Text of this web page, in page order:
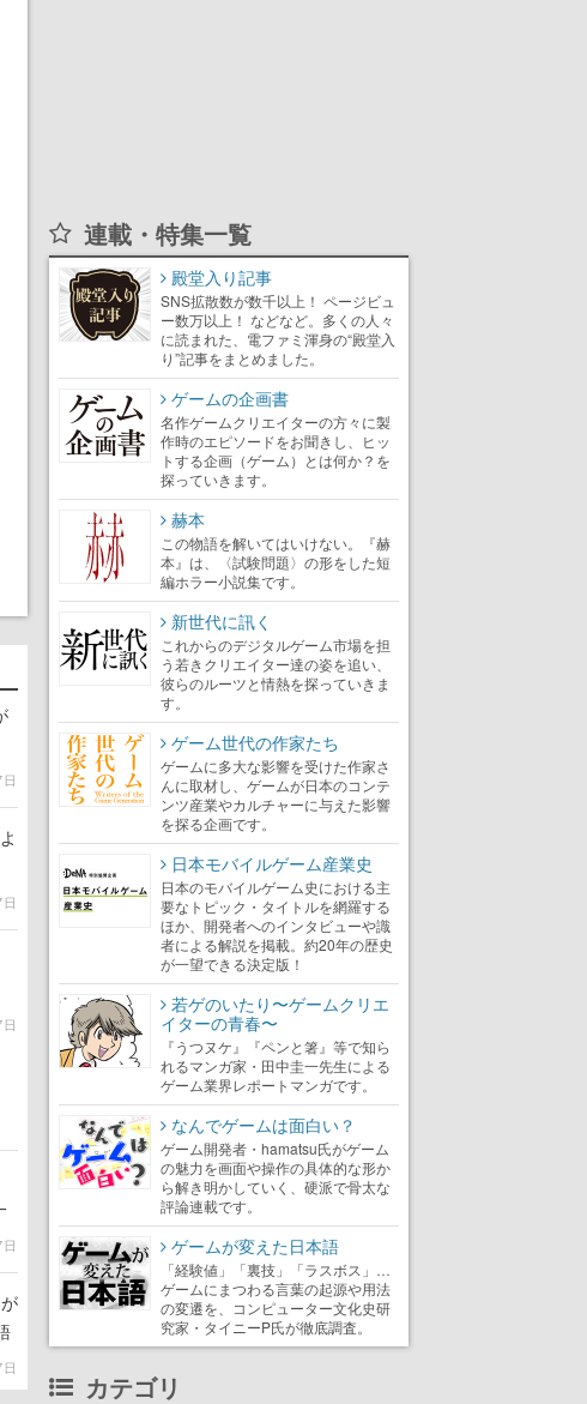
連載・特集一覧
殿堂入り記事
SNS拡散数が数千以上！ ページビュ
ー数万以上！ などなど。多くの人々
に読まれた、電ファミ渾身の“殿堂入
り”記事をまとめました。
ゲームの企画書
名作ゲームクリエイターの方々に製
作時のエピソードをお聞きし、ヒッ
トする企画（ゲーム）とは何か？を
探っていきます。
赫本
この物語を解いてはいけない。『赫
本』は、〈試験問題〉の形をした短
編ホラー小説集です。
新世代に訊く
これからのデジタルゲーム市場を担
う若きクリエイター達の姿を追い、
彼らのルーツと情熱を探っていきま
す。
ゲーム世代の作家たち
ゲームに多大な影響を受けた作家さ
んに取材し、ゲームが日本のコンテ
ンツ産業やカルチャーに与えた影響
を探る企画です。
日本モバイルゲーム産業史
日本のモバイルゲーム史における主
要なトピック・タイトルを網羅する
ほか、開発者へのインタビューや識
者による解説を掲載。約20年の歴史
が一望できる決定版！
若ゲのいたり〜ゲームクリエ
イターの青春〜
『うつヌケ』『ペンと箸』等で知ら
れるマンガ家・田中圭一先生による
ゲーム業界レポートマンガです。
なんでゲームは面白い？
ゲーム開発者・hamatsu氏がゲーム
の魅力を画面や操作の具体的な形か
ら解き明かしていく、硬派で骨太な
評論連載です。
ゲームが変えた日本語
「経験値」「裏技」「ラスボス」…
ゲームにまつわる言葉の起源や用法
の変遷を、コンピューター文化史研
究家・タイニーP氏が徹底調査。
カテゴリ